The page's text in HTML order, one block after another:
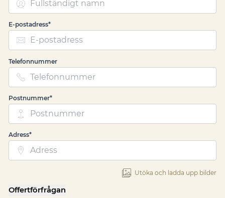
E-postadress*
Telefonnummer
Postnummer*
Adress*
Utöka och ladda upp bilder
Offertförfrågan